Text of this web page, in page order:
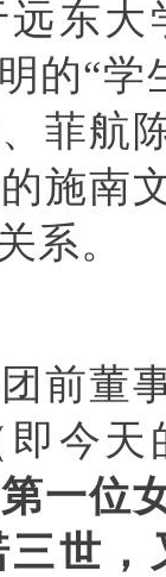
东
的“学
菲航
施南
系。
前董
今
一位
三世